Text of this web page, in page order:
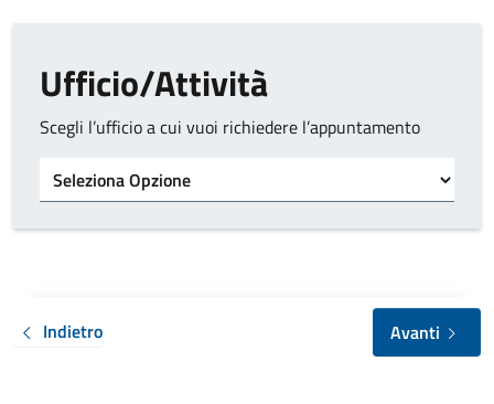
Ufficio/Attività
Scegli l’ufficio a cui vuoi richiedere l’appuntamento
Indietro Avanti